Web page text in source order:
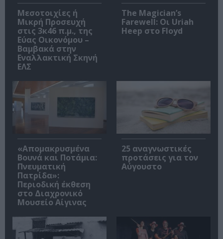
Μεσοτοιχίες ή
Μικρή Προσευχή
στις 3κ46 π.μ., της
Εύας Οικονόμου –
Βαμβακά στην
Εναλλακτική Σκηνή
ΕΛΣ
The Magician’s
Farewell: Οι Uriah
Heep στο Floyd
«Απομακρυσμένα
Βουνά και Ποτάμια:
Πνευματική
Πατρίδα»:
Περιοδική έκθεση
στο Διαχρονικό
Μουσείο Αίγινας
25 αναγνωστικές
προτάσεις για τον
Αύγουστο